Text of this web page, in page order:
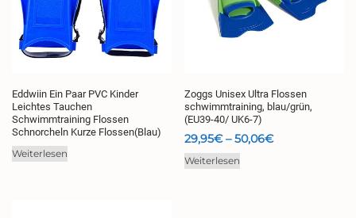
Eddwiin Ein Paar PVC Kinder
Leichtes Tauchen
Schwimmtraining Flossen
Schnorcheln Kurze Flossen(Blau)
Weiterlesen
Zoggs Unisex Ultra Flossen
schwimmtraining, blau/grün,
(EU39-40/ UK6-7)
29,95€ –50,06€Preisspanne:
Weiterlesen